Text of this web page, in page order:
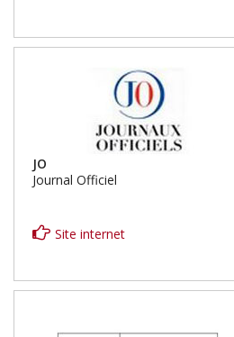
JO
Journal Officiel
Site internet